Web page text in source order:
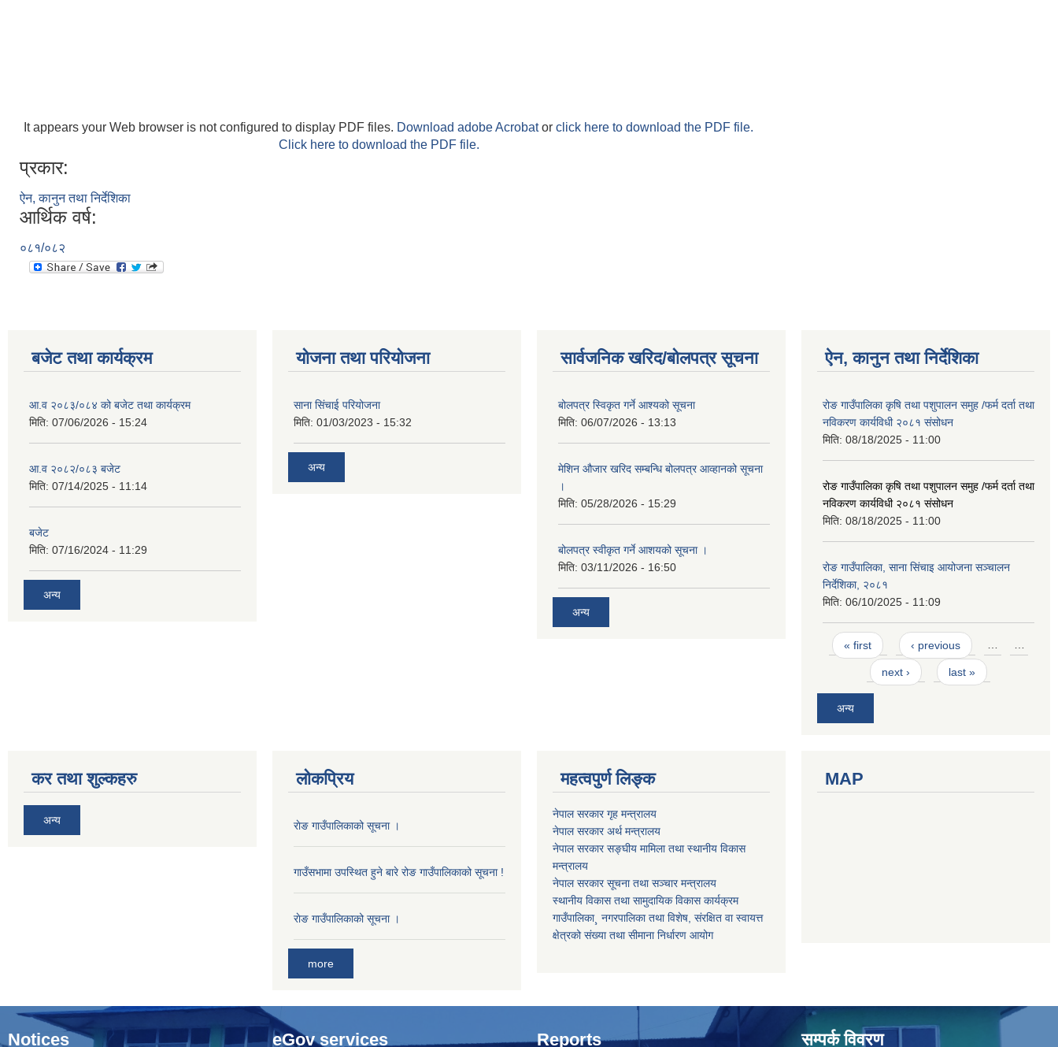
It appears your Web browser is not configured to display PDF files. Download adobe Acrobator click here to download the PDF file.
Click here to download the PDF file.
प्रकार:
ऐन, कानुन तथा निर्देशिका
आर्थिक वर्ष:
०८१/०८२
बजेट तथा कार्यक्रम
आ.व २०८३/०८४ को बजेट तथा कार्यक्रम
मिति: 07/06/2026 - 15:24
आ.व २०८२/०८३ बजेट
मिति: 07/14/2025 - 11:14
बजेट
मिति: 07/16/2024 - 11:29
अन्य
योजना तथा परियोजना
साना सिंचाई परियोजना
मिति: 01/03/2023 - 15:32
अन्य
सार्वजनिक खरिद/बोलपत्र सूचना
बोलपत्र स्विकृत गर्ने आश्यको सूचना
मिति: 06/07/2026 - 13:13
मेशिन औजार खरिद सम्बन्धि बोलपत्र आव्हानको सूचना
।
मिति: 05/28/2026 - 15:29
बोलपत्र स्वीकृत गर्ने आशयको सूचना ।
मिति: 03/11/2026 - 16:50
अन्य
ऐन, कानुन तथा निर्देशिका
रोङ गाउँपालिका कृषि तथा पशुपालन समुह /फर्म दर्ता तथा
नविकरण कार्यविधी २०८१ संसोधन
मिति: 08/18/2025 - 11:00
रोङ गाउँपालिका कृषि तथा पशुपालन समुह /फर्म दर्ता तथा
नविकरण कार्यविधी २०८१ संसोधन
मिति: 08/18/2025 - 11:00
रोङ गाउँपालिका, साना सिंचाइ आयोजना सञ्चालन
निर्देशिका, २०८१
मिति: 06/10/2025 - 11:09
Pages
« first ‹ previous … …
next › last »
अन्य
कर तथा शुल्कहरु
अन्य
लोकप्रिय
राेङ गाउँपालिकाको सूचना ।
गाउँसभामा उपस्थित हुने बारे रोङ गाउँपालिकाको सूचना !
राेङ गाउँपालिकाको सूचना ।
more
महत्वपुर्ण लिङ्क
नेपाल सरकार गृह मन्त्रालय
नेपाल सरकार अर्थ मन्त्रालय
नेपाल सरकार सङ्घीय मामिला तथा स्थानीय विकास
मन्त्रालय
नेपाल सरकार सूचना तथा सञ्चार मन्त्रालय
स्थानीय विकास तथा सामुदायिक विकास कार्यक्रम
गाउँपालिका¸ नगरपालिका तथा विशेष, संरक्षित वा स्वायत्त
क्षेत्रको संख्या तथा सीमाना निर्धारण आयोग
MAP
Notices eGov services Reports सम्पर्क विवरण